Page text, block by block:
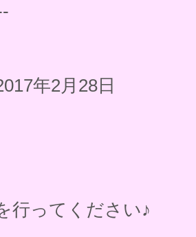
年2月28日
行ってください♪